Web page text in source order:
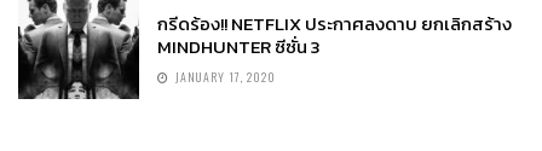
กรีดร้อง!! NETFLIX ประกาศลงดาบ ยกเลิกสร้าง
MINDHUNTER ซีซั่น 3
JANUARY 17, 2020